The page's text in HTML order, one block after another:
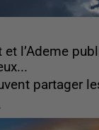
et l’Ademe
partager